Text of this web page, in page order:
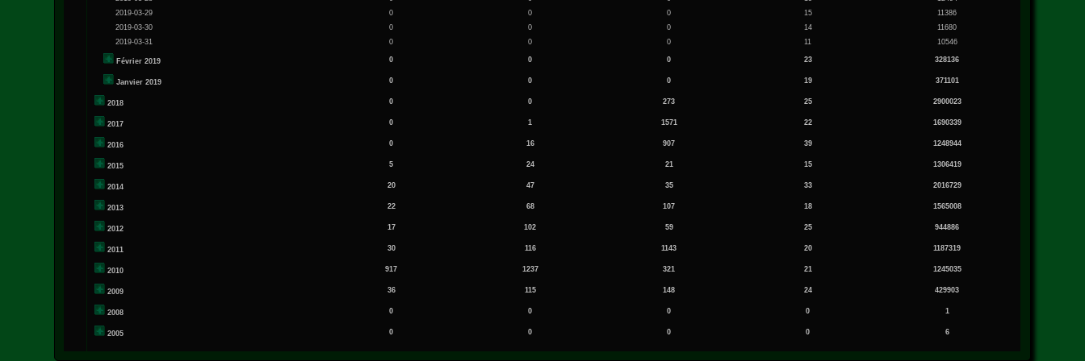
2019-03-29
0 0 0 15
11386
2019-03-30
0 0 0 14
11680
2019-03-31
0 0 0 11 10546
Février 2019 0 0 0 23 328136
Janvier 2019 0 0 0 19 371101
2018 0 0 273 25 2900023
2017 0 1 1571 22 1690339
2016 0 16 907 39 1248944
2015 5 24 21 15 1306419
2014 20 47 35 33 2016729
2013 22 68 107 18 1565008
2012 17 102 59 25 944886
2011 30 116 1143 20 1187319
2010 917 1237 321 21 1245035
2009 36 115 148 24 429903
2008 0 0 0 0 1
2005 0 0 0 0 6